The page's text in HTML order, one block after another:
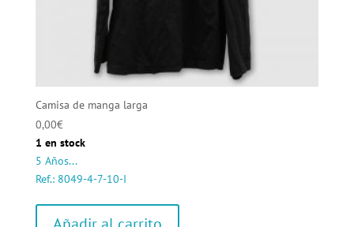
Camisa de manga larga
0,00€
1 en stock
5 Años...
Ref.: 8049-4-7-10-I